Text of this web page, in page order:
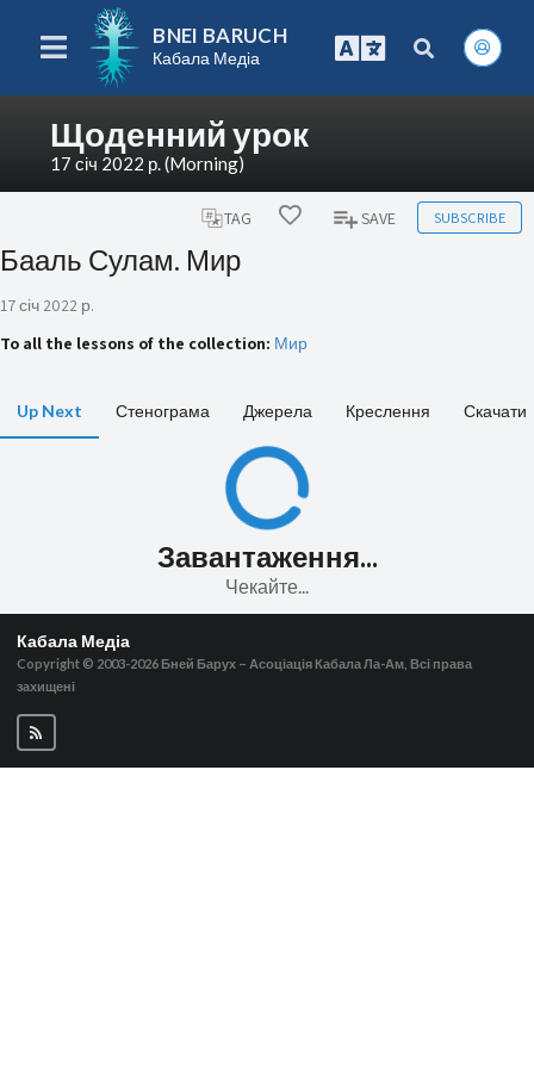
BNEI BARUCH
Кабала Медіа
Щоденний урок
17 січ 2022 р. (Morning)
TAG SAVE SUBSCRIBE
Бааль Сулам. Мир
17 січ 2022 р.
To all the lessons of the collection: Мир
Up Next Стенограма Джерела Креслення Скачати
Завантаження...
Чекайте...
Кабала Медіа
Copyright © 2003-2026 Бней Барух – Асоціація Кабала Ла-Ам, Всі права
захищені